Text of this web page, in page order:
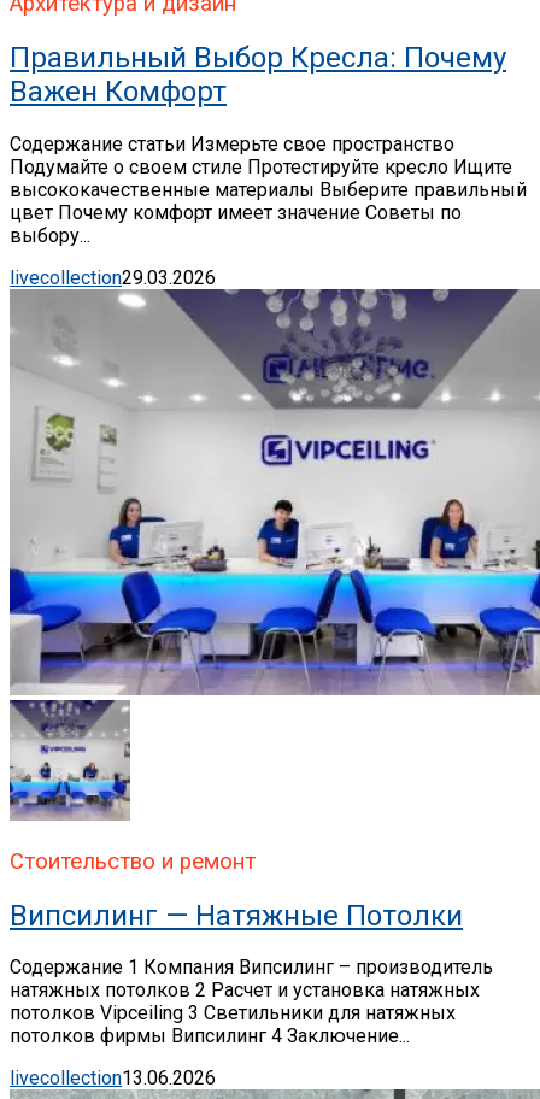
Правильный Выбор Кресла: Почему
Важен Комфорт
Содержание статьи Измерьте свое пространство
Подумайте о своем стиле Протестируйте кресло Ищите
высококачественные материалы Выберите правильный
цвет Почему комфорт имеет значение Советы по
выбору...
livecollection29.03.2026
Стоительство и ремонт
Випсилинг — Натяжные Потолки
Содержание 1 Компания Випсилинг – производитель
натяжных потолков 2 Расчет и установка натяжных
потолков Vipceiling 3 Светильники для натяжных
потолков фирмы Випсилинг 4 Заключение...
livecollection13.06.2026